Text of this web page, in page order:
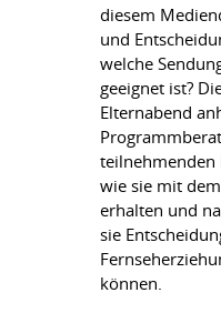
diesem
und
welche
geeignet ist?
Elternabend
teilnehmenden
wie sie mit
erhalten und
sie
können.